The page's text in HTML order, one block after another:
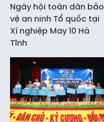
Ngày hội toàn dân bảo
vệ an ninh Tổ quốc tại
Xí nghiệp May 10 Hà
Tĩnh